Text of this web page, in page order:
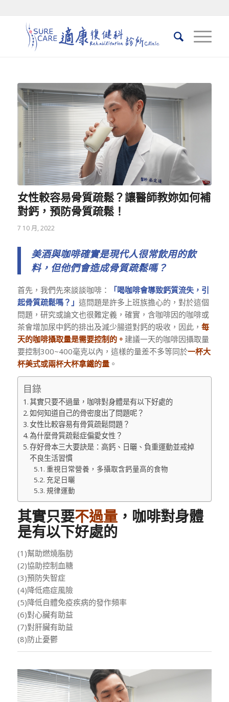
女性較容易骨質疏鬆？讓醫師教妳如何補
對鈣，預防骨質疏鬆！
7 10 月, 2022
美酒與咖啡確實是現代人很常飲用的飲
料，但他們會造成骨質疏鬆嗎？
首先，我們先來談談咖啡：
「喝咖啡會導致鈣質流失，引
起骨質疏鬆嗎？」 這問題是許多上班族擔心的，對於這個
問題，研究或論文也很難定義，確實，含咖啡因的咖啡或
茶會增加尿中鈣的排出及減少腸道對鈣的吸收，因此， 每
天的咖啡攝取量是需要控制的。 建議一天的咖啡因攝取量
要控制300~400毫克以內，這樣的量差不多等同於一杯大
杯美式或兩杯大杯拿鐵的量。
目錄
其實只要不過量，咖啡對身體是有以下好處的
如何知道自己的骨密度出了問題呢？
女性比較容易有骨質疏鬆問題？
為什麼骨質疏鬆症偏愛女性？
存好骨本三大要訣是：高鈣、日曬、負重運動並戒掉
不良生活習慣
重視日常營養，多攝取含鈣量高的食物
充足日曬
規律運動
其實只要不過量，咖啡對身體
是有以下好處的
(1)幫助燃燒脂肪
(2)協助控制血糖
(3)預防失智症
(4)降低癌症風險
(5)降低自體免疫疾病的發作頻率
(6)對心臟有助益
(7)對肝臟有助益
(8)防止憂鬱